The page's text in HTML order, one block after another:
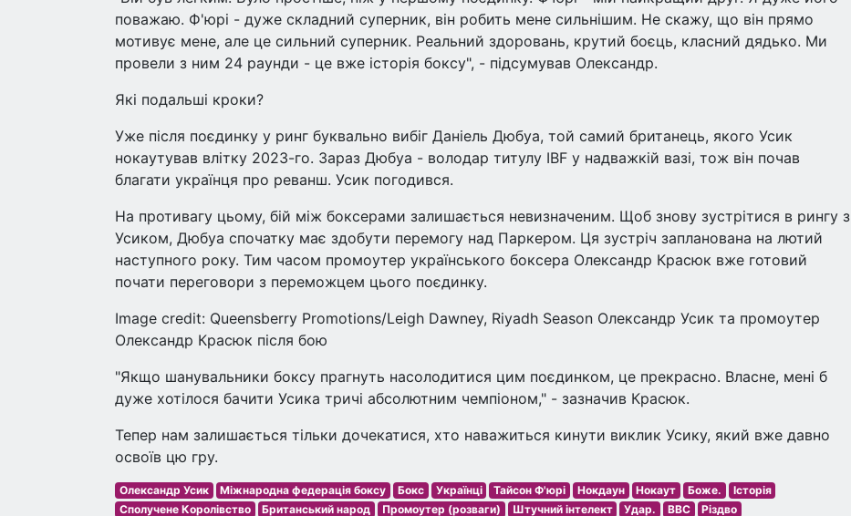
поважаю. Ф'юрі - дуже складний суперник, він робить мене сильнішим. Не скажу, що він прямо
мотивує мене, але це сильний суперник. Реальний здоровань, крутий боєць, класний дядько. Ми
провели з ним 24 раунди - це вже історія боксу", - підсумував Олександр.
Які подальші кроки?
Уже після поєдинку у ринг буквально вибіг Даніель Дюбуа, той самий британець, якого Усик
нокаутував влітку 2023-го. Зараз Дюбуа - володар титулу IBF у надважкій вазі, тож він почав
благати українця про реванш. Усик погодився.
На противагу цьому, бій між боксерами залишається невизначеним. Щоб знову зустрітися в рингу з
Усиком, Дюбуа спочатку має здобути перемогу над Паркером. Ця зустріч запланована на лютий
наступного року. Тим часом промоутер українського боксера Олександр Красюк вже готовий
почати переговори з переможцем цього поєдинку.
Image credit: Queensberry Promotions/Leigh Dawney, Riyadh Season Олександр Усик та промоутер
Олександр Красюк після бою
"Якщо шанувальники боксу прагнуть насолодитися цим поєдинком, це прекрасно. Власне, мені б
дуже хотілося бачити Усика тричі абсолютним чемпіоном," - зазначив Красюк.
Тепер нам залишається тільки дочекатися, хто наважиться кинути виклик Усику, який вже давно
освоїв цю гру.
Олександр Усик Міжнародна федерація боксу Бокс Українці Тайсон Ф'юрі Нокдаун Нокаут Боже.
Історія
Сполучене Королівство
Британський народ Промоутер (розваги) Штучний інтелект Удар. BBC Різдво